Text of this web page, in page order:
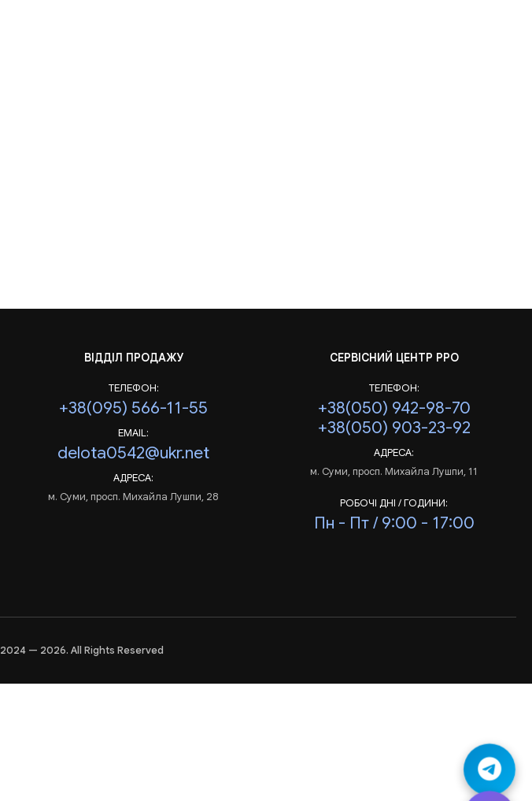
ВІДДІЛ ПРОДАЖУ
ТЕЛЕФОН:
+38(095) 566-11-55
EMAIL:
delota0542@ukr.net
АДРЕСА:
м. Суми, просп. Михайла Лушпи, 28
СЕРВІСНИЙ ЦЕНТР РРО
ТЕЛЕФОН:
+38(050) 942-98-70
+38(050) 903-23-92
АДРЕСА:
м. Суми, просп. Михайла Лушпи, 11
РОБОЧІ ДНІ / ГОДИНИ:
Пн - Пт / 9:00 - 17:00
— 2026. All Rights Reserved